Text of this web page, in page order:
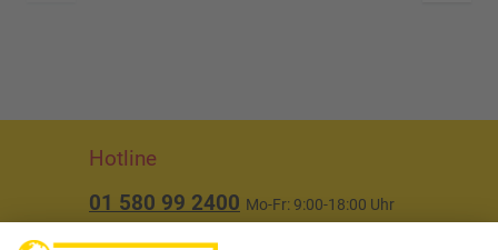
Hotline
01 580 99 2400 Mo-Fr: 9:00-18:00 Uhr